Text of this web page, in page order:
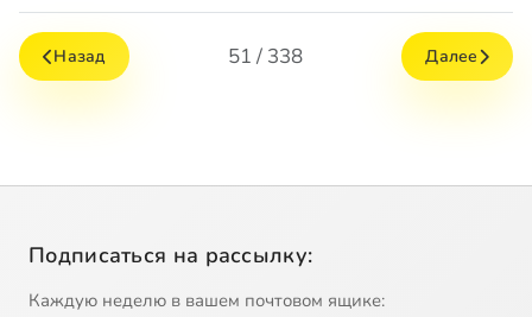
Назад 51 / 338 Далее
Подписаться на рассылку:
Каждую неделю в вашем почтовом ящике: